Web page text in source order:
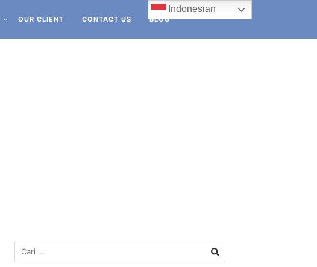
OUR CLIENT CONTACT US BLOG
Indonesian